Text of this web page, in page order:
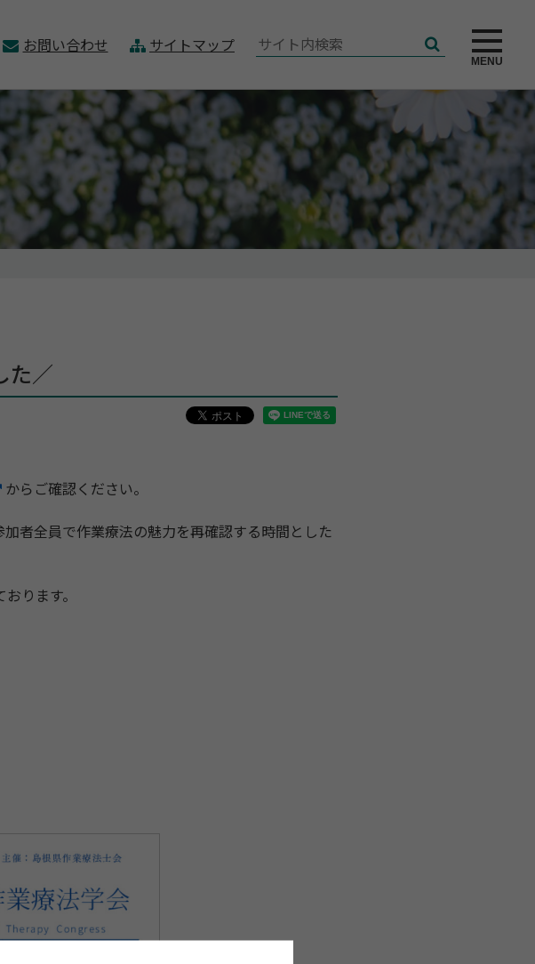
お問い合わせ サイトマップ
サ
イ
ト
検
索:
MENU
た／
からご確認ください。
加者全員で作業療法の魅力を再確認する時間とした
おります。